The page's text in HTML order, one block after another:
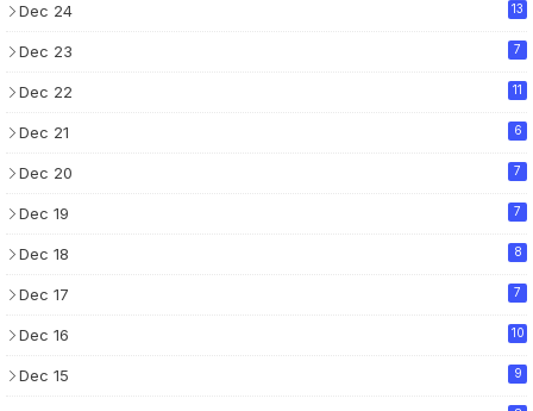
Dec 24 13
Dec 23 7
Dec 22 11
Dec 21 6
Dec 20 7
Dec 19 7
Dec 18 8
Dec 17 7
Dec 16 10
Dec 15 9